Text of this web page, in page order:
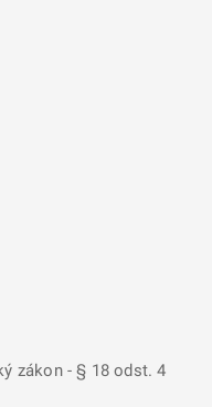
zákon - § 18 odst. 4